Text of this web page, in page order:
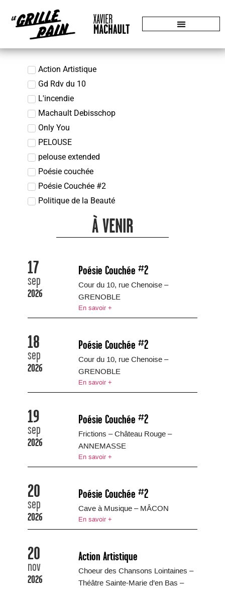
Action Artistique
Gd Rdv du 10
L'incendie
Machault Debisschop
Only You
PELOUSE
pelouse extended
Poésie couchée
Poésie Couchée #2
Politique de la Beauté
À VENIR
17
sep
2026
Poésie Couchée #2
Cour du 10, rue Chenoise –
GRENOBLE
En savoir +
18
sep
2026
Poésie Couchée #2
Cour du 10, rue Chenoise –
GRENOBLE
En savoir +
19
sep
2026
Poésie Couchée #2
Frictions – Château Rouge –
ANNEMASSE
En savoir +
20
sep
2026
Poésie Couchée #2
Cave à Musique – MÂCON
En savoir +
20
nov
2026
Action Artistique
Choeur des Chansons Lointaines –
Théâtre Sainte-Marie d’en Bas –